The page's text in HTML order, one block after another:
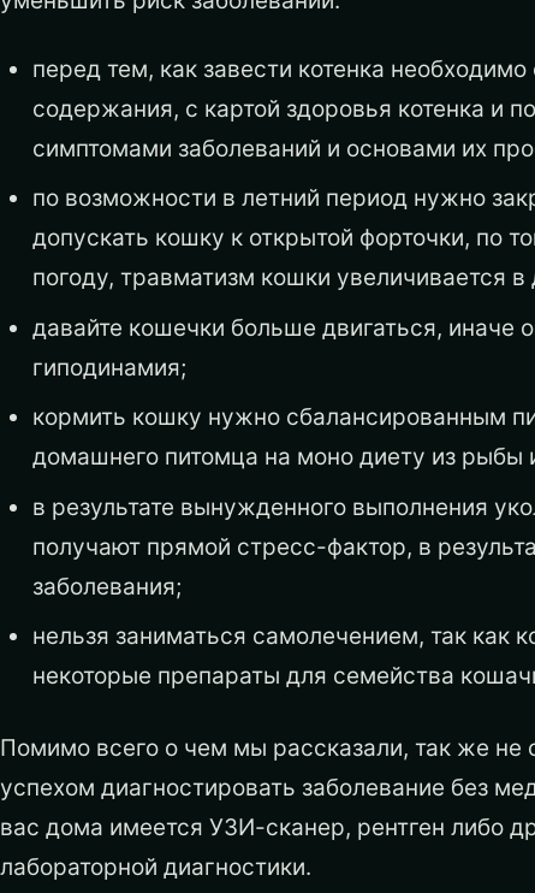
перед тем, как завести котенка
содержания, с картой здоровья котенка и
симптомами заболеваний и основами их
по возможности в летний период нужно
допускать кошку к открытой форточки, по
погоду, травматизм кошки увеличивается в
давайте кошечки больше двигаться, иначе
гиподинамия;
кормить кошку нужно сбалансированным
домашнего питомца на моно диету из рыбы
в результате вынужденного выполнения
получают прямой стресс-фактор, в
заболевания;
нельзя заниматься самолечением, так как
некоторые препараты для семейства
Помимо всего о чем мы рассказали, так же не
успехом диагностировать заболевание без
вас дома имеется УЗИ-сканер, рентген либо
лабораторной диагностики.